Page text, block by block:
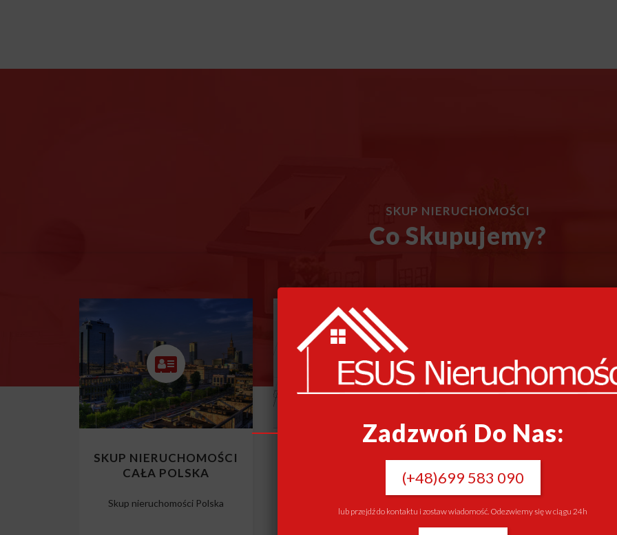
SKUP NIERUCHOMOŚCI
Co Skupujemy?
SKUP NIERUCHOMOŚCI
CAŁA POLSKA
Skup nieruchomości Polska
SKUP NIERUCHOMOŚCI
SKUP
Z KOMORNIKIEM
Zadzwoń Do Nas:
(+48)699 583 090
lub przejdź do kontaktu i zostaw wiadomość. Odezwiemy się w ciągu 24h